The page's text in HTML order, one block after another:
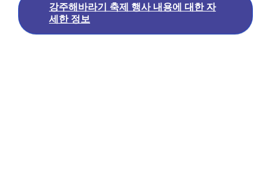
강주해바라기 축제 행사 내용에 대한 자
세한 정보